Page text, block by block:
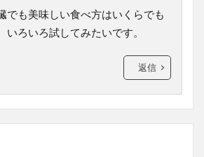
でも美味しい食べ方はいくらでも
いろいろ試してみたいです。
返信